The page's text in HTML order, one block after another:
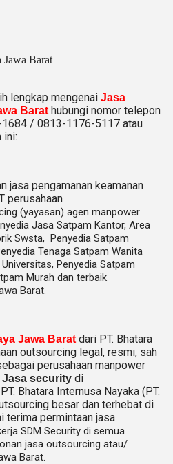
lengkap mengenai Jasa
Barathubungi nomor telepon
/ 0813-1176-5117 atau
ini:
jasa pengamanan keamanan
perusahaan
(yayasan) agen manpower
Jasa Satpam Kantor, Area
Swsta, Penyedia Satpam
Tenaga Satpam Wanita
Penyedia Satpam
Murah dan terbaik
Barat.
Jawa Barat dari PT. Bhatara
outsourcing legal, resmi, sah
perusahaan manpower
Jasa security di
Bhatara Internusa Nayaka (PT.
besar dan terhebat di
terima permintaan jasa
SDM Security di semua
jasa outsourcing atau/
Barat.